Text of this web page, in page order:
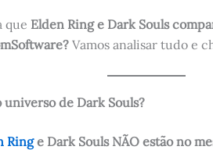
que Elden Ring e Dark Souls
Vamos analisar tudo e
de Dark Souls?
Ringe Dark Souls NÃO estão no